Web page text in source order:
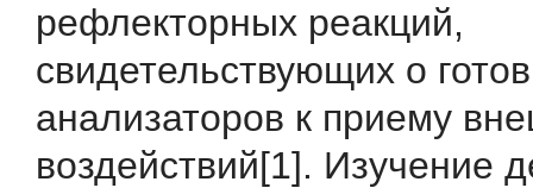
рефлекторных реакций,
свидетельствующих о
анализаторов к приему
воздействий[1]. Изучение